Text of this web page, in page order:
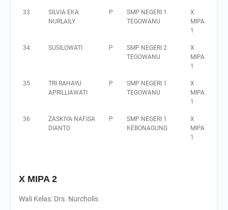
33
SILVIA EKA
NURLAILY
P
SMP NEGERI 1
TEGOWANU
X
MIPA
1
34 SUSILOWATI P
SMP NEGERI 2
TEGOWANU
X
MIPA
1
35
TRI RAHAYU
APRILLIAWATI
P
SMP NEGERI 1
TEGOWANU
X
MIPA
1
36
ZASKIYA NAFISA
DIANTO
P
SMP NEGERI 1
KEBONAGUNG
X
MIPA
1
X MIPA 2
Wali Kelas: Drs. Nurcholis